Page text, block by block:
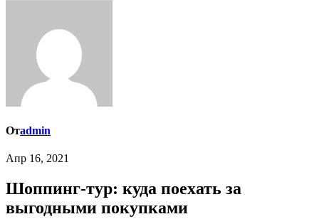
Отadmin
Апр 16, 2021
Шоппинг-тур: куда поехать за
выгодными покупками